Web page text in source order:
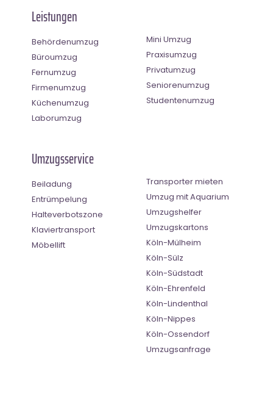
Leistungen
Behördenumzug
Büroumzug
Fernumzug
Firmenumzug
Küchenumzug
Laborumzug
Mini Umzug
Praxisumzug
Privatumzug
Seniorenumzug
Studentenumzug
Umzugsservice
Beiladung
Entrümpelung
Halteverbotszone
Klaviertransport
Möbellift
Transporter mieten
Umzug mit Aquarium
Umzugshelfer
Umzugskartons
Köln-Mülheim
Köln-Sülz
Köln-Südstadt
Köln-Ehrenfeld
Köln-Lindenthal
Köln-Nippes
Köln-Ossendorf
Umzugsanfrage